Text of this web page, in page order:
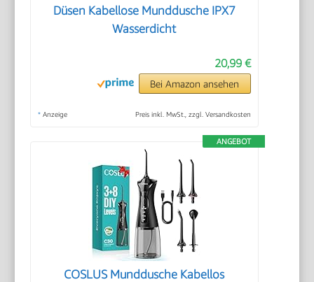
Düsen Kabellose Munddusche IPX7
Wasserdicht
20,99 €
Bei Amazon ansehen
* Anzeige Preis inkl. MwSt., zzgl. Versandkosten
ANGEBOT
COSLUS Munddusche Kabellos